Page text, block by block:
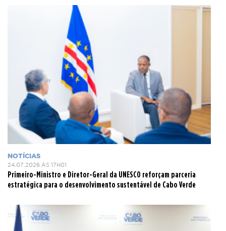
NOTÍCIAS
24.07.2026 ÀS 17H01
Primeiro-Ministro e Diretor-Geral da UNESCO reforçam parceria
estratégica para o desenvolvimento sustentável de Cabo Verde